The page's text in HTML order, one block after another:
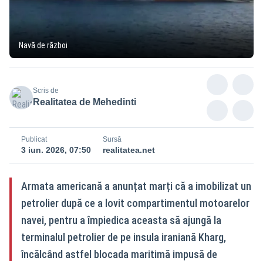
Navă de război
Scris de
Realitatea de Mehedinti
Publicat
3 iun. 2026, 07:50
Sursă
realitatea.net
Armata americană a anunțat marți că a imobilizat un
petrolier după ce a lovit compartimentul motoarelor
navei, pentru a împiedica aceasta să ajungă la
terminalul petrolier de pe insula iraniană Kharg,
încălcând astfel blocada maritimă impusă de